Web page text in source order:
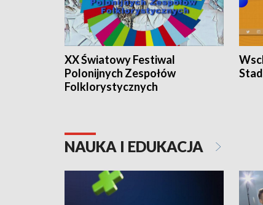
XX Światowy Festiwal
Polonijnych Zespołów
Folklorystycznych
NAUKA I EDUKACJA